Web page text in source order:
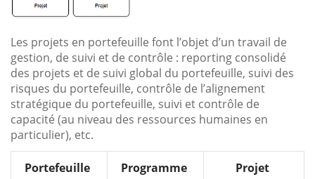
Les projets en portefeuille font l’objet d’un travail de
gestion, de suivi et de contrôle : reporting consolidé
des projets et de suivi global du portefeuille, suivi des
risques du portefeuille, contrôle de l’alignement
stratégique du portefeuille, suivi et contrôle de
capacité (au niveau des ressources humaines en
particulier), etc.
Portefeuille Programme Projet